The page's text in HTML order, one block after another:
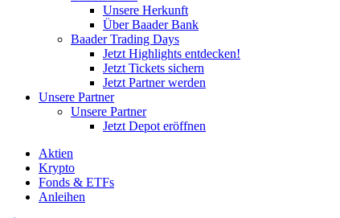
Unsere Herkunft
Über Baader Bank
Baader Trading Days
Jetzt Highlights entdecken!
Jetzt Tickets sichern
Jetzt Partner werden
Unsere Partner
Unsere Partner
Jetzt Depot eröffnen
Aktien
Krypto
Fonds & ETFs
Anleihen